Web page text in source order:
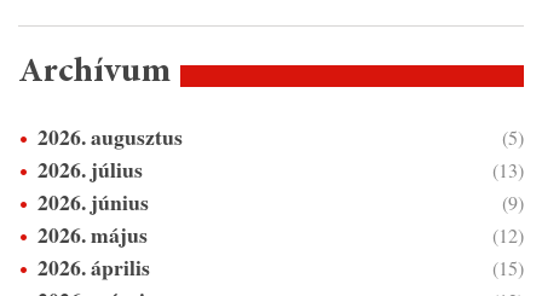
Archívum
2026. augusztus (5)
2026. július (13)
2026. június (9)
2026. május (12)
2026. április (15)